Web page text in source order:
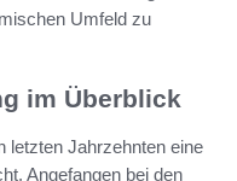
Umfeld zu
im Überblick
letzten Jahrzehnten eine
Angefangen bei den